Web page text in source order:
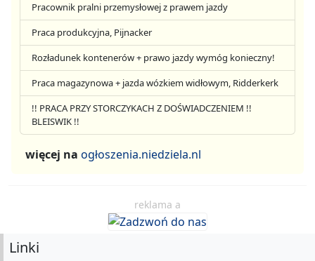
Pracownik pralni przemysłowej z prawem jazdy
Praca produkcyjna, Pijnacker
Rozładunek kontenerów + prawo jazdy wymóg konieczny!
Praca magazynowa + jazda wózkiem widłowym, Ridderkerk
!! PRACA PRZY STORCZYKACH Z DOŚWIADCZENIEM !!
BLEISWIK !!
więcej na ogłoszenia.niedziela.nl
reklama a
Linki